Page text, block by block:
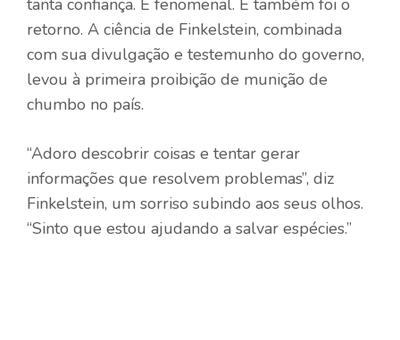
tanta confiança. É fenomenal. E também foi o
retorno. A ciência de Finkelstein, combinada
com sua divulgação e testemunho do governo,
levou à primeira proibição de munição de
chumbo no país.
“Adoro descobrir coisas e tentar gerar
informações que resolvem problemas”, diz
Finkelstein, um sorriso subindo aos seus olhos.
“Sinto que estou ajudando a salvar espécies.”